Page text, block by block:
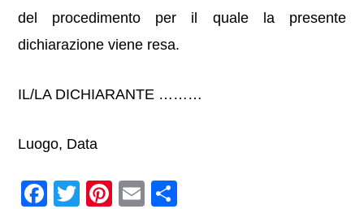
del procedimento per il quale la presente
dichiarazione viene resa.
IL/LA DICHIARANTE ………
Luogo, Data
F
T
Pi
E